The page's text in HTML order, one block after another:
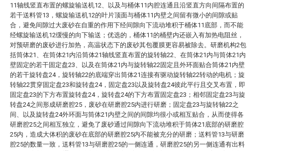
11轴线竖直布置的螺旋输送机12、以及与桶体11内腔连通且沿竖直方向间隔布置的
若干送料管13，螺旋输送机12的叶片顶面与桶体11内壁之间留有微小的间隙或贴
合，避免间隙过大废砂在自重的作用下经间隙向下流动堆积于桶体11底部，而不能
经螺旋输送机12缓慢的向下输送；优选的，桶体11的桶壁内还嵌入有加热电阻丝，
对预研磨的废砂进行加热，高温状态下的废砂其包覆膜更容易被除去。研磨机构2包
括筒体21、在筒体21内沿筒体21轴线竖直布置的旋转轴22、在筒体21内与筒体21内
壁固定的若干固定盘23、以及在筒体21内与旋转轴22固定且外环面贴合筒体21内壁
的若干旋转盘24，旋转轴22的底端穿出筒体21连接有驱动旋转轴22转动的电机；旋
转轴22贯穿固定盘23和旋转盘24，固定盘23以及旋转盘24彼此平行且交叉布置，即
固定盘23的下方布置旋转盘24，旋转盘24的下方布置固定盘23；相邻固定盘23与旋
转盘24之间形成研磨腔25，废砂在研磨腔25内进行研磨；固定盘23与旋转轴22之
间、以及旋转盘24外环面与筒体21内壁之间的间隙均很小或相互贴合，从而使得各
研磨腔25之间相互独立，避免了废砂通过间隙向下流动堆积于筒体21底部的研磨腔
25内，造成大体积的废砂在底部的研磨腔25内不能被充分的研磨；送料管13与研磨
腔25的数量一致，送料管13与研磨腔25的一侧连通，研磨腔25的另一侧连通有出料